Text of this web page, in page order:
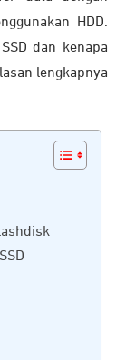
HDD.
dan kenapa
lengkapnya